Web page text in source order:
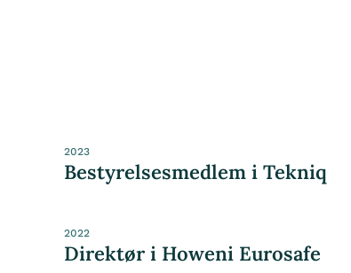
2023
Bestyrelsesmedlem i Tekniq
2022
Direktør i Howeni Eurosafe